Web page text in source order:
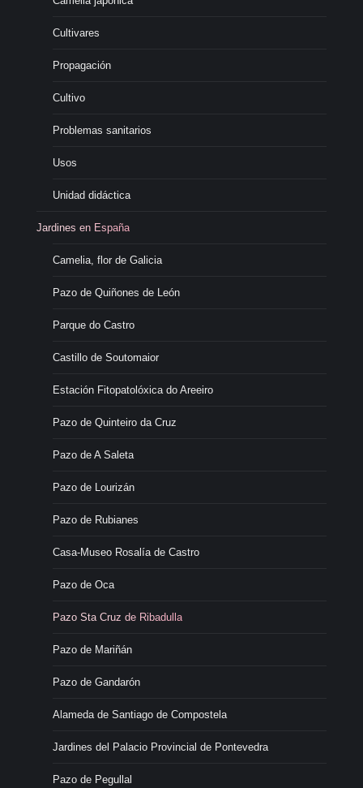
Cultivares
Propagación
Cultivo
Problemas sanitarios
Usos
Unidad didáctica
Jardines en España
Camelia, flor de Galicia
Pazo de Quiñones de León
Parque do Castro
Castillo de Soutomaior
Estación Fitopatolóxica do Areeiro
Pazo de Quinteiro da Cruz
Pazo de A Saleta
Pazo de Lourizán
Pazo de Rubianes
Casa-Museo Rosalía de Castro
Pazo de Oca
Pazo Sta Cruz de Ribadulla
Pazo de Mariñán
Pazo de Gandarón
Alameda de Santiago de Compostela
Jardines del Palacio Provincial de Pontevedra
Pazo de Pegullal